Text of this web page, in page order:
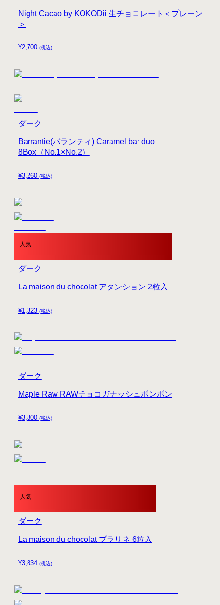
¥2,700 (税込)
Night Cacao by KOKODii 生チョコレート＜プレーン
＞
¥3,260 (税込)
Barrantie(バランティ) Caramel bar duo
8Box（No.1×No.2）
ダーク
人気
¥1,323 (税込)
La maison du chocolat アタンション 2粒入
ダーク
¥3,800 (税込)
Maple Raw RAWチョコガナッシュボンボン
ダーク
人気
¥3,834 (税込)
La maison du chocolat プラリネ 6粒入
ダーク